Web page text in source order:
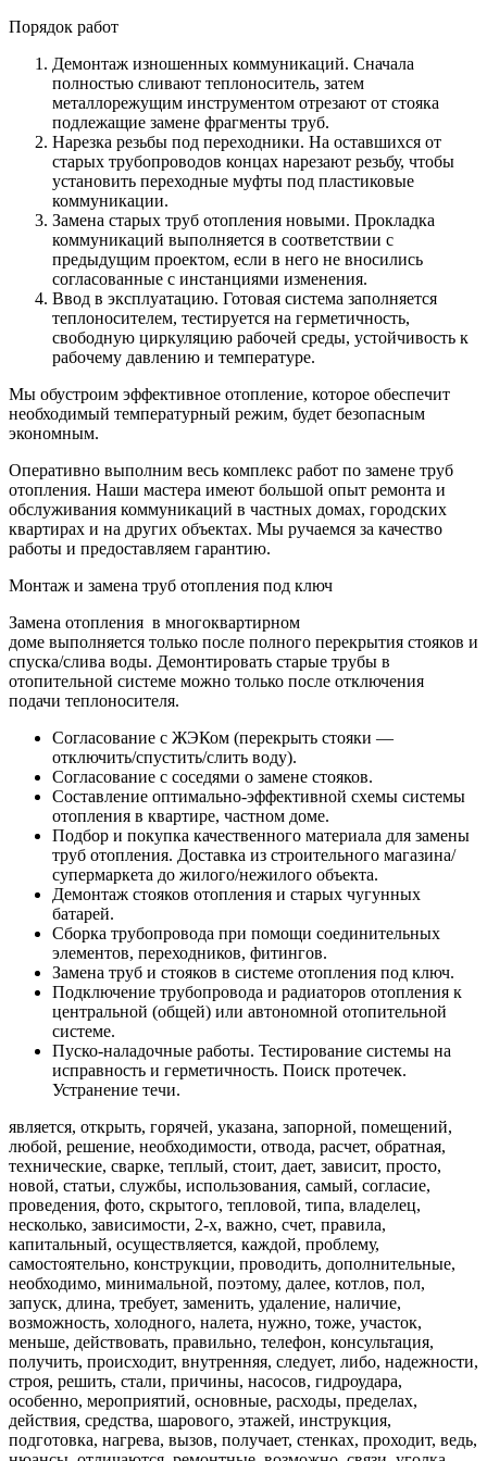
Порядок работ
Демонтаж изношенных коммуникаций. Сначала
полностью сливают теплоноситель, затем
металлорежущим инструментом отрезают от стояка
подлежащие замене фрагменты труб.
Нарезка резьбы под переходники. На оставшихся от
старых трубопроводов концах нарезают резьбу, чтобы
установить переходные муфты под пластиковые
коммуникации.
Замена старых труб отопления новыми. Прокладка
коммуникаций выполняется в соответствии с
предыдущим проектом, если в него не вносились
согласованные с инстанциями изменения.
Ввод в эксплуатацию. Готовая система заполняется
теплоносителем, тестируется на герметичность,
свободную циркуляцию рабочей среды, устойчивость к
рабочему давлению и температуре.
Мы обустроим эффективное отопление, которое обеспечит
необходимый температурный режим, будет безопасным
экономным.
Оперативно выполним весь комплекс работ по замене труб
отопления. Наши мастера имеют большой опыт ремонта и
обслуживания коммуникаций в частных домах, городских
квартирах и на других объектах. Мы ручаемся за качество
работы и предоставляем гарантию.
Монтаж и замена труб отопления под ключ
Замена отопления в многоквартирном
доме выполняется только после полного перекрытия стояков и
спуска/слива воды. Демонтировать старые трубы в
отопительной системе можно только после отключения
подачи теплоносителя.
Согласование с ЖЭКом (перекрыть стояки —
отключить/спустить/слить воду).
Согласование с соседями о замене стояков.
Составление оптимально-эффективной схемы системы
отопления в квартире, частном доме.
Подбор и покупка качественного материала для замены
труб отопления. Доставка из строительного магазина/
супермаркета до жилого/нежилого объекта.
Демонтаж стояков отопления и старых чугунных
батарей.
Сборка трубопровода при помощи соединительных
элементов, переходников, фитингов.
Замена труб и стояков в системе отопления под ключ.
Подключение трубопровода и радиаторов отопления к
центральной (общей) или автономной отопительной
системе.
Пуско-наладочные работы. Тестирование системы на
исправность и герметичность. Поиск протечек.
Устранение течи.
является, открыть, горячей, указана, запорной, помещений,
любой, решение, необходимости, отвода, расчет, обратная,
технические, сварке, теплый, стоит, дает, зависит, просто,
новой, статьи, службы, использования, самый, согласие,
проведения, фото, скрытого, тепловой, типа, владелец,
несколько, зависимости, 2-х, важно, счет, правила,
капитальный, осуществляется, каждой, проблему,
самостоятельно, конструкции, проводить, дополнительные,
необходимо, минимальной, поэтому, далее, котлов, пол,
запуск, длина, требует, заменить, удаление, наличие,
возможность, холодного, налета, нужно, тоже, участок,
меньше, действовать, правильно, телефон, консультация,
получить, происходит, внутренняя, следует, либо, надежности,
строя, решить, стали, причины, насосов, гидроудара,
особенно, мероприятий, основные, расходы, пределах,
действия, средства, шарового, этажей, инструкция,
подготовка, нагрева, вызов, получает, стенках, проходит, ведь,